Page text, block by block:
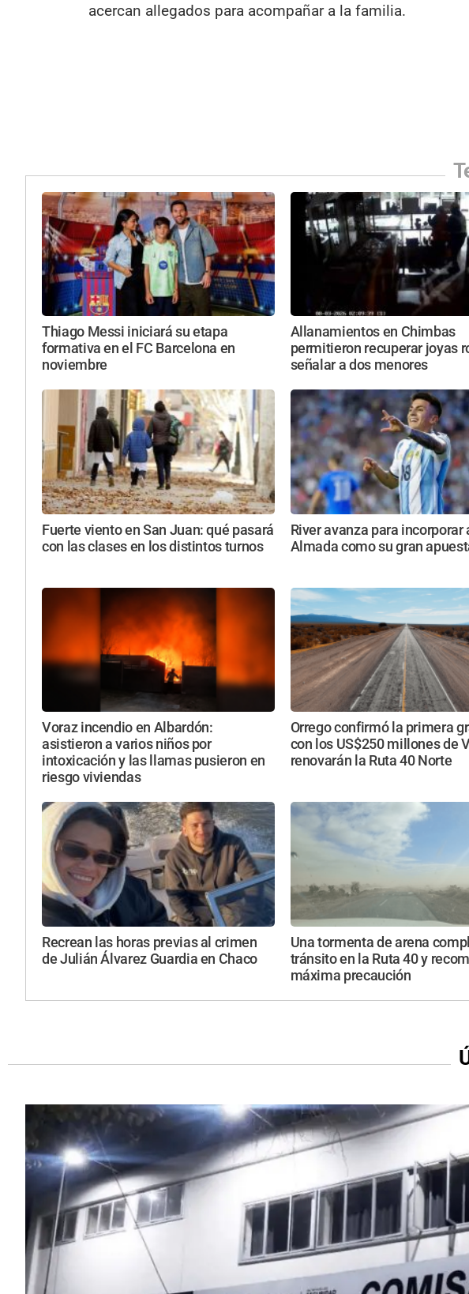
acercan allegados para acompañar a la familia.
Thiago Messi iniciará su etapa
formativa en el FC Barcelona en
noviembre
Allanamientos en Chimbas
permitieron recuperar joyas
señalar a dos menores
Fuerte viento en San Juan: qué pasará
con las clases en los distintos turnos
River avanza para incorporar
Almada como su gran
Voraz incendio en Albardón:
asistieron a varios niños por
intoxicación y las llamas pusieron en
riesgo viviendas
Orrego confirmó la primera
con los US$250 millones de
renovarán la Ruta 40 Norte
Recrean las horas previas al crimen
de Julián Álvarez Guardia en Chaco
Una tormenta de arena
tránsito en la Ruta 40 y
máxima precaución